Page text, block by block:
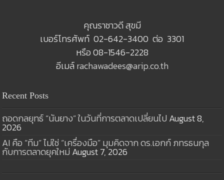
คุณราชาวดี สุขมี
เบอร์โทรศัพท์ 02-642-3400 ต่อ 3301
หรือ 08-1546-2228
อีเมล์rachawadees@arip.co.th
Recent Posts
ถอดกลยุทธ์ “นันยาง” ในวันที่การตลาดเปลี่ยนไป August 8,
2026
AI คือ “ทีม” ไม่ใช่ “เครื่องมือ” มุมคิดจาก ดร.เอกก์ ภทรธนกุล
กับการตลาดยุคใหม่ August 7, 2026